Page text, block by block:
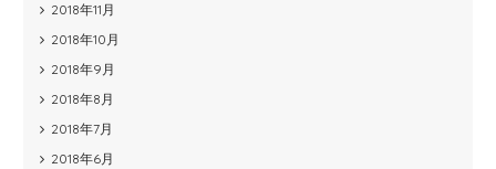
2018年11月
2018年10月
2018年9月
2018年8月
2018年7月
2018年6月